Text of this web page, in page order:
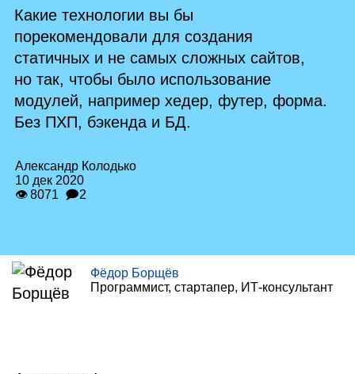
Какие технологии вы бы
порекомендовали для создания
статичных и не самых сложных сайтов,
но так, чтобы было использование
модулей, например хедер, футер, форма.
Без ПХП, бэкенда и БД.
Александр Колодько
10 дек 2020
👁 8071 🗩2
Фёдор Борщёв
Программист, стартапер, ИТ‑консультант